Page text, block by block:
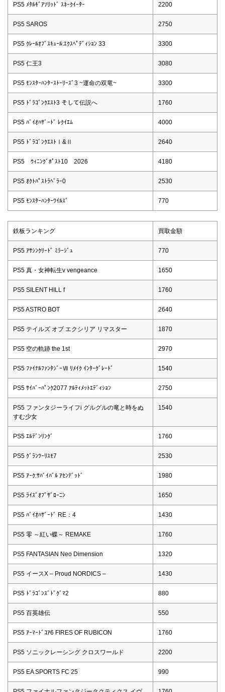
PS5 ﾒﾀﾙｷﾞｱｿﾘｯﾄﾞ ｽﾈｰｸｲｰﾀｰ 2200
PS5 SAROS 2750
PS5 ｸﾚｰﾙｵﾌﾞｽｷｭｰﾙ:ｴｸｽﾍﾟﾃﾞｨｼｮﾝ 33 3300
PS5 仁王3 3080
PS5 ﾓﾝｽﾀｰﾊﾝﾀｰｽﾄｰﾘｰｽﾞ3 ~運命の双竜~ 3300
PS5 ﾄﾞﾗｺﾞﾝｸｴｽﾄ3 そして伝説へ 1760
PS5 ﾊﾞｲｵﾊｻﾞｰﾄﾞ ﾚｸｲｴﾑ 4000
PS5 ﾄﾞﾗｺﾞﾝｸｴｽﾄⅠ&Ⅱ 2640
PS5 ｳｨﾆﾝｸﾞﾎﾟｽﾄ10 2026 4180
PS5 ｵｸﾄﾊﾟｽﾄﾗﾍﾞﾗｰ0 2530
PS5 ﾓﾝｽﾀｰﾊﾝﾀｰﾜｲﾙｽﾞ 770
鉄板ランキング 買取金額
PS5 ｱｻｼﾝｸﾘｰﾄﾞ ﾐﾗｰｼﾞｭ 770
PS5 真・女神転生v vengeance 1650
PS5 SILENT HILL f 1760
PS5 ASTRO BOT 2640
PS5 テイルズ オブ エクシリア リマスター 1870
PS5 空の軌跡 the 1st 2970
PS5 ﾌｧｲﾅﾙﾌｧﾝﾀｼﾞｰⅦ ﾘﾒｲｸ ｲﾝﾀｰｸﾞﾚｰﾄﾞ 1540
PS5 ｻｲﾊﾞｰﾊﾟﾝｸ2077 ｱﾙﾃｨﾒｯﾄｴﾃﾞｨｼｮﾝ 2750
PS5 ファンタジーライフi グルグルの竜と時をぬ
すむ少女
1540
PS5 ｴﾙﾃﾞﾝﾘﾝｸﾞ 1760
PS5 ｸﾞﾗﾝﾂｰﾘｽﾓ7 2530
PS5 ｱｰｸ:ｻﾊﾞｲﾊﾞﾙ ｱｾﾝﾃﾞｯﾄﾞ 1980
PS5 ﾗｲｽﾞｵﾌﾞｻﾞﾛｰﾆﾝ 1650
PS5 ﾊﾞｲｵﾊｻﾞｰﾄﾞ RE：4 1430
PS5 零 ～紅い蝶～ REMAKE 1760
PS5 FANTASIAN Neo Dimension 1320
PS5 イースX – Proud NORDICS – 1430
PS5 ﾄﾞﾗｺﾞﾝｽﾞﾄﾞｸﾞﾏ2 880
PS5 百英雄伝 550
PS5 ｱｰﾏｰﾄﾞｺｱ6 FIRES OF RUBICON 1760
PS5 ソニックレーシング クロスワールド 2200
PS5 EA SPORTS FC 25 990